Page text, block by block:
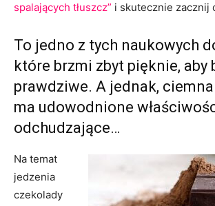
spalających tłuszcz” i skutecznie zacznij
To jedno z tych naukowych
które brzmi zbyt pięknie, aby
prawdziwe. A jednak,
ma udowodnione
odchudzające…
Na temat
jedzenia
czekolady